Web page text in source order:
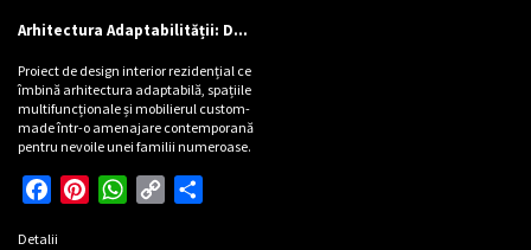
Arhitectura Adaptabilității: Design de locuință pentru Cinci Personalități
Proiect de design interior rezidențial ce
îmbină arhitectura adaptabilă, spațiile
multifuncționale și mobilierul custom-
made într-o amenajare contemporană
pentru nevoile unei familii numeroase.
FacebookPinterestWhatsApp
Copy
Detalii